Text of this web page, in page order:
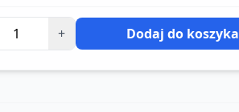
+ Dodaj do koszyka